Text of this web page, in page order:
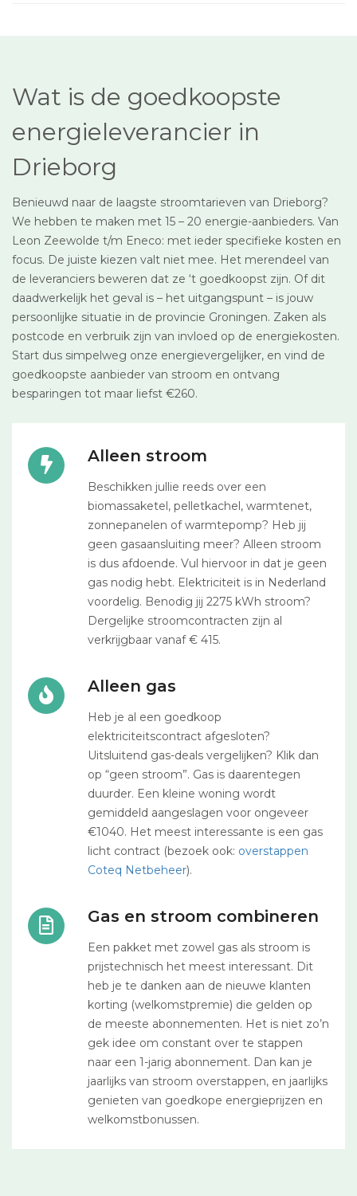
Wat is de goedkoopste
energieleverancier in
Drieborg
Benieuwd naar de laagste stroomtarieven van Drieborg?
We hebben te maken met 15 – 20 energie-aanbieders. Van
Leon Zeewolde t/m Eneco: met ieder specifieke kosten en
focus. De juiste kiezen valt niet mee. Het merendeel van
de leveranciers beweren dat ze ‘t goedkoopst zijn. Of dit
daadwerkelijk het geval is – het uitgangspunt – is jouw
persoonlijke situatie in de provincie Groningen. Zaken als
postcode en verbruik zijn van invloed op de energiekosten.
Start dus simpelweg onze energievergelijker, en vind de
goedkoopste aanbieder van stroom en ontvang
besparingen tot maar liefst €260.
Alleen stroom
Beschikken jullie reeds over een
biomassaketel, pelletkachel, warmtenet,
zonnepanelen of warmtepomp? Heb jij
geen gasaansluiting meer? Alleen stroom
is dus afdoende. Vul hiervoor in dat je geen
gas nodig hebt. Elektriciteit is in Nederland
voordelig. Benodig jij 2275 kWh stroom?
Dergelijke stroomcontracten zijn al
verkrijgbaar vanaf € 415.
Alleen gas
Heb je al een goedkoop
elektriciteitscontract afgesloten?
Uitsluitend gas-deals vergelijken? Klik dan
op “geen stroom”. Gas is daarentegen
duurder. Een kleine woning wordt
gemiddeld aangeslagen voor ongeveer
€1040. Het meest interessante is een gas
licht contract (bezoek ook: overstappen
Coteq Netbeheer).
Gas en stroom combineren
Een pakket met zowel gas als stroom is
prijstechnisch het meest interessant. Dit
heb je te danken aan de nieuwe klanten
korting (welkomstpremie) die gelden op
de meeste abonnementen. Het is niet zo’n
gek idee om constant over te stappen
naar een 1-jarig abonnement. Dan kan je
jaarlijks van stroom overstappen, en jaarlijks
genieten van goedkope energieprijzen en
welkomstbonussen.